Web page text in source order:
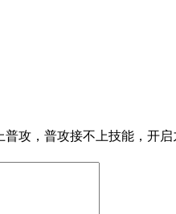
普攻，普攻接不上技能，开